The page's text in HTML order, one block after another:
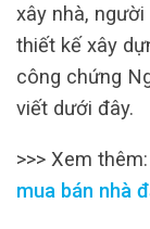
xây nhà,
thiết kế xây
công chứng
viết dưới đây.
>>> Xem
mua bán nhà